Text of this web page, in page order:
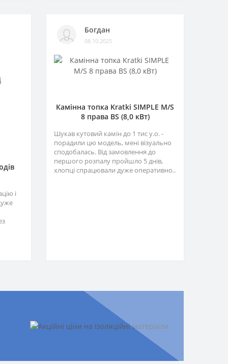
і
Богдан
08.10.2025
Камінна топка Kratki SIMPLE M/S
8 права BS (8,0 кВт)
Шукав кутовий камін до 1 тис у.о. -
порадили цю модель, мені візуально
сподобалась. Від замовлення до
першого розпалу пройшло 5 днів,
хлопці спрацювали дуже оперативно..